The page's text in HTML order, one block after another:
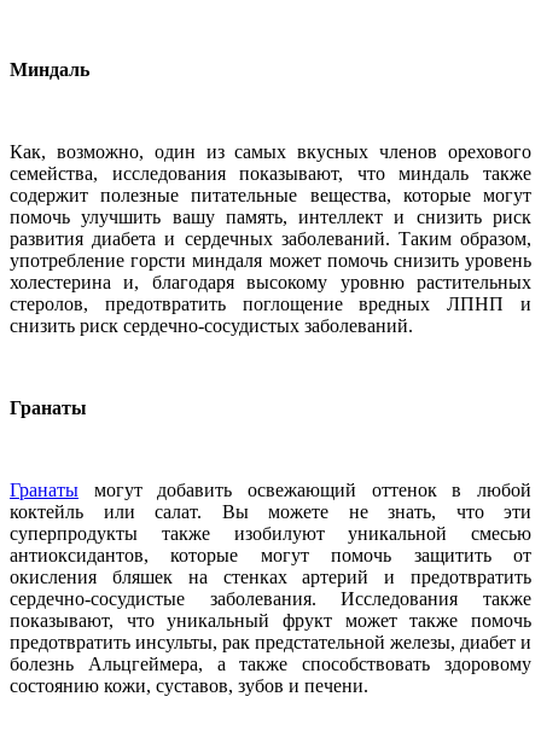
Миндаль
Как, возможно, один из самых вкусных членов орехового
семейства, исследования показывают, что миндаль также
содержит полезные питательные вещества, которые могут
помочь улучшить вашу память, интеллект и снизить риск
развития диабета и сердечных заболеваний. Таким образом,
употребление горсти миндаля может помочь снизить уровень
холестерина и, благодаря высокому уровню растительных
стеролов, предотвратить поглощение вредных ЛПНП и
снизить риск сердечно-сосудистых заболеваний.
Гранаты
Гранаты могут добавить освежающий оттенок в любой
коктейль или салат. Вы можете не знать, что эти
суперпродукты также изобилуют уникальной смесью
антиоксидантов, которые могут помочь защитить от
окисления бляшек на стенках артерий и предотвратить
сердечно-сосудистые заболевания. Исследования также
показывают, что уникальный фрукт может также помочь
предотвратить инсульты, рак предстательной железы, диабет и
болезнь Альцгеймера, а также способствовать здоровому
состоянию кожи, суставов, зубов и печени.